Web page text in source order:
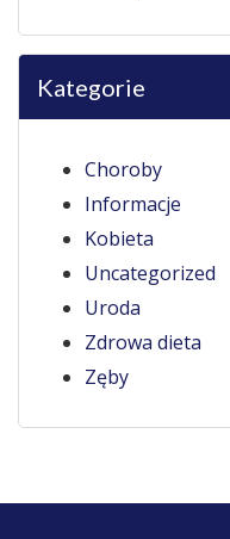
Kategorie
Choroby
Informacje
Kobieta
Uncategorized
Uroda
Zdrowa dieta
Zęby